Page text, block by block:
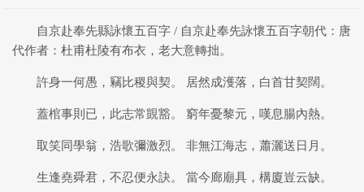
自京赴奉先縣詠懷五百字 / 自京赴奉先詠懷五百字朝代：唐
代作者：杜甫杜陵有布衣，老大意轉拙。
許身一何愚，竊比稷與契。 居然成濩落，白首甘契闊。
蓋棺事則已，此志常覬豁。 窮年憂黎元，嘆息腸內熱。
取笑同學翁，浩歌彌激烈。 非無江海志，蕭灑送日月。
生逢堯舜君，不忍便永訣。 當今廊廟具，構廈豈云缺。